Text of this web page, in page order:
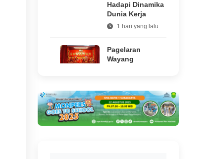
Hadapi Dinamika
Dunia Kerja
1 hari yang lalu
Pagelaran
Wayang
Tien Kok Sie
Solo,
Suguhkan
Kisah Klasik